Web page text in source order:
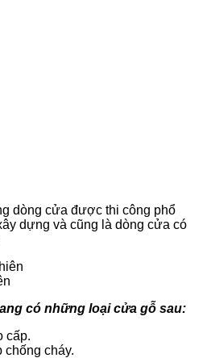
dòng cửa được thi công phổ
dựng và cũng là dòng cửa có
có những loại cửa gỗ sau:
cấp.
chống cháy.